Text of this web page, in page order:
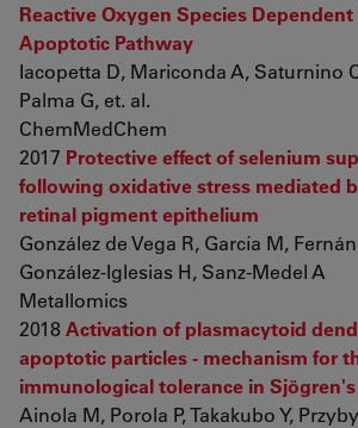
Reactive Oxygen Species
Apoptotic Pathway
Iacopetta D, Mariconda A, Saturnino
Palma G, et. al.
ChemMedChem
2017 Protective effect of selenium
following oxidative stress mediated
retinal pigment epithelium
González de Vega R, García M,
González-Iglesias H, Sanz-Medel A
Metallomics
2018Activation of plasmacytoid
apoptotic particles - mechanism for
immunological tolerance in
Ainola M, Porola P, Takakubo Y,